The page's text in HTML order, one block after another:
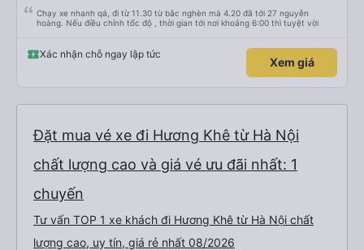
Chạy xe nhanh qá, đi từ 11.30 từ bắc nghèn mà 4.20 đã tới 27 nguyễn
hoàng. Nếu điều chỉnh tốc độ , thời gian tới nơi khoảng 6:00 thì tuyệt vời
Xác nhận chỗ ngay lập tức
Xem giá
Đặt mua vé xe đi Hương Khê từ Hà Nội
chất lượng cao và giá vé ưu đãi nhất: 1
chuyến
Tư vấn TOP 1 xe khách đi Hương Khê từ Hà Nội chất
lượng cao, uy tín, giá rẻ nhất 08/2026